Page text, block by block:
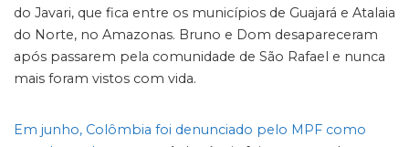
do Javari, que fica entre os municípios de Guajará e Atalaia
do Norte, no Amazonas. Bruno e Dom desapareceram
após passarem pela comunidade de São Rafael e nunca
mais foram vistos com vida.
Em junho, Colômbia foi denunciado pelo MPF como